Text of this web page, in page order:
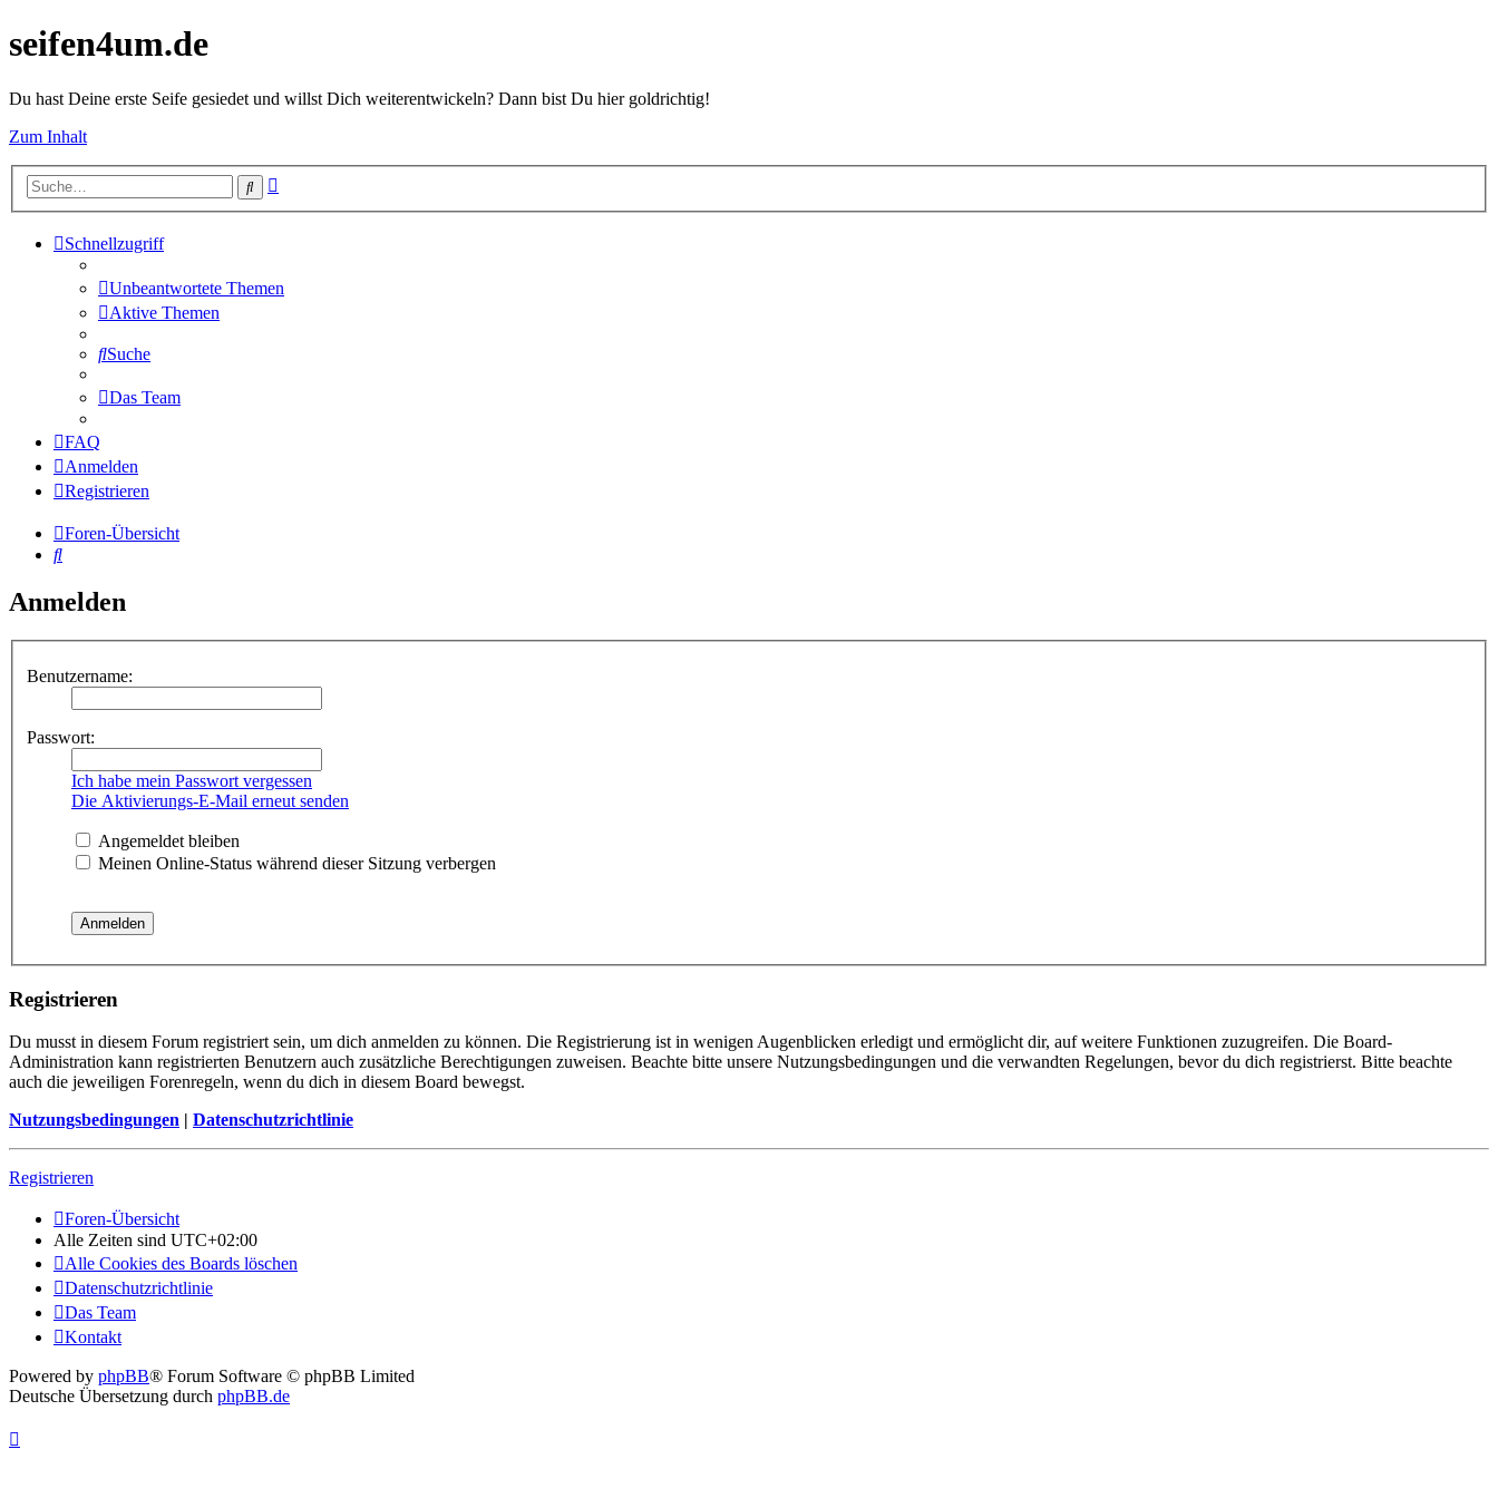
seifen4um.de
Du hast Deine erste Seife gesiedet und willst Dich weiterentwickeln? Dann bist Du hier goldrichtig!
Zum Inhalt
Suche
Schnellzugriff
Unbeantwortete Themen
Aktive Themen
Suche
Das Team
FAQ
Anmelden
Registrieren
Foren-Übersicht
Suche
Anmelden
Benutzername:
Passwort:
Ich habe mein Passwort vergessen
Die Aktivierungs-E-Mail erneut senden
Angemeldet bleiben
Meinen Online-Status während dieser Sitzung verbergen
Registrieren
Du musst in diesem Forum registriert sein, um dich anmelden zu können. Die Registrierung ist in wenigen Augenblicken erledigt und ermöglicht dir, auf weitere Funktionen zuzugreifen. Die Board-
Administration kann registrierten Benutzern auch zusätzliche Berechtigungen zuweisen. Beachte bitte unsere Nutzungsbedingungen und die verwandten Regelungen, bevor du dich registrierst. Bitte beachte
auch die jeweiligen Forenregeln, wenn du dich in diesem Board bewegst.
Nutzungsbedingungen | Datenschutzrichtlinie
Registrieren
Foren-Übersicht
Alle Zeiten sind UTC+02:00
Alle Cookies des Boards löschen
Datenschutzrichtlinie
Das Team
Kontakt
Powered by phpBB® Forum Software © phpBB Limited
Deutsche Übersetzung durch phpBB.de